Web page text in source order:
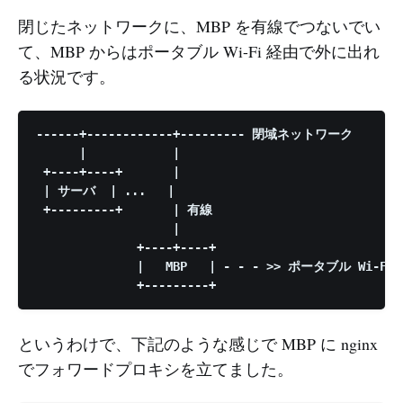
閉じたネットワークに、MBP を有線でつないでい
て、MBP からはポータブル Wi-Fi 経由で外に出れ
る状況です。
------+------------+--------- 閉域ネットワーク
+----+----+       |
| サーバ  | ...   |
+---------+       | 有線
              +----+----+
|   MBP   | - - - >> ポータブル Wi-Fi
というわけで、下記のような感じで MBP に nginx
でフォワードプロキシを立てました。